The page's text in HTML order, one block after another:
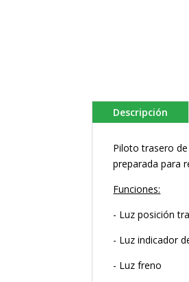
Descripción
Piloto trasero
preparada para
Funciones:
- Luz posición
- Luz indicador
- Luz freno